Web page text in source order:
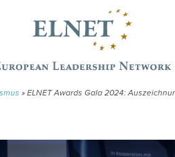
» ELNET Awards Gala 2024: